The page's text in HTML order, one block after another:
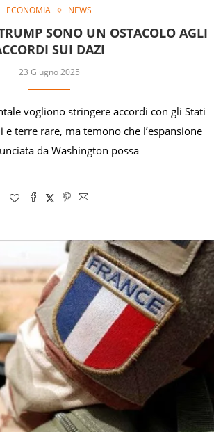
ECONOMIA NEWS
SONO UN OSTACOLO AGLI
SUI DAZI
23 Giugno 2025
vogliono stringere accordi con gli Stati
terre rare, ma temono che l’espansione
da Washington possa